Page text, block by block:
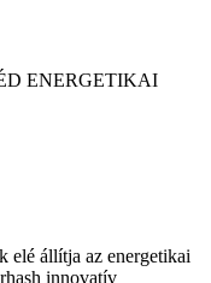
ENERGETIKAI
elé állítja az energetikai
innovatív